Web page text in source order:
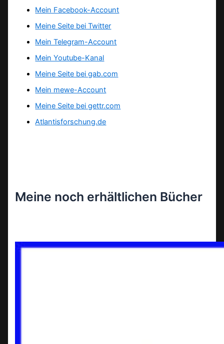
Mein Facebook-Account
Meine Seite bei Twitter
Mein Telegram-Account
Mein Youtube-Kanal
Meine Seite bei gab.com
Mein mewe-Account
Meine Seite bei gettr.com
Atlantisforschung.de
Meine noch erhältlichen Bücher